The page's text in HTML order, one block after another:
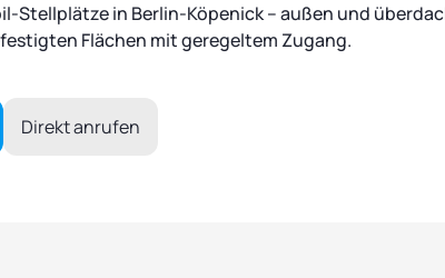
Stellplätze in Berlin-Köpenick – außen und
Flächen mit geregeltem Zugang.
Direkt anrufen